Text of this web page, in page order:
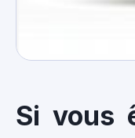
Si vous